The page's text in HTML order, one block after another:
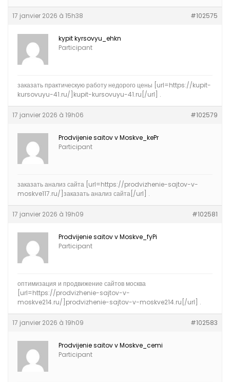
17 janvier 2026 à 15h38 #102575
kypit kyrsovyu_ehkn
Participant
заказать практическую работу недорого цены [url=https://kupit-
kursovuyu-41.ru/]kupit-kursovuyu-41.ru[/url] .
17 janvier 2026 à 19h06 #102579
Prodvijenie saitov v Moskve_kePr
Participant
заказать анализ сайта [url=https://prodvizhenie-sajtov-v-
moskve117.ru/]заказать анализ сайта[/url] .
17 janvier 2026 à 19h09 #102581
Prodvijenie saitov v Moskve_fyPi
Participant
оптимизация и продвижение сайтов москва
[url=https://prodvizhenie-sajtov-v-
moskve214.ru/]prodvizhenie-sajtov-v-moskve214.ru[/url] .
17 janvier 2026 à 19h09 #102583
Prodvijenie saitov v Moskve_cemi
Participant